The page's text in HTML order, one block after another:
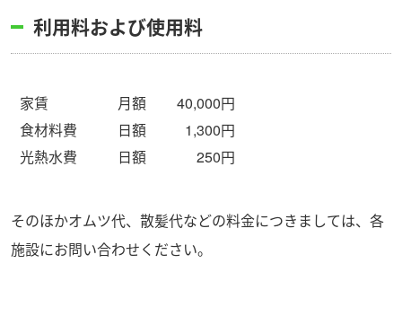
利用料および使用料
家賃
食材料費
光熱水費
月額
日額
日額
40,000円
1,300円
250円
そのほかオムツ代、散髪代などの料金につきましては、各
施設にお問い合わせください。